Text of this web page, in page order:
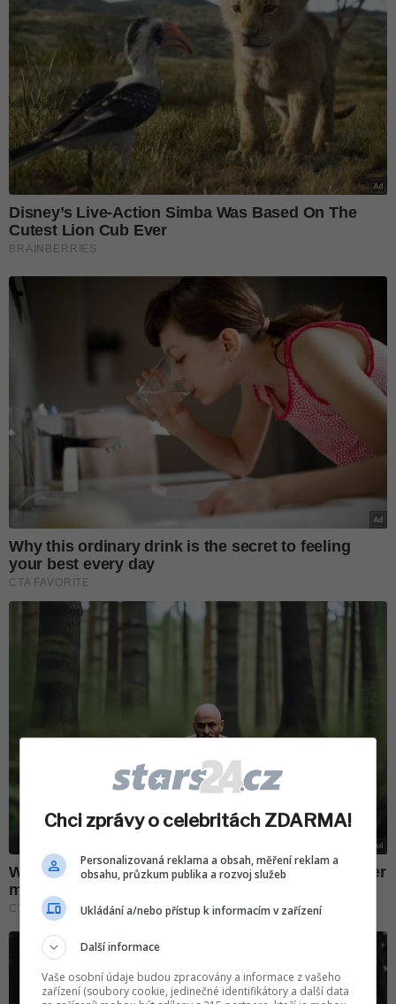
Chci zprávy o celebritách ZDARMA!
Personalizovaná reklama a obsah, měření reklam a
obsahu, průzkum publika a rozvoj služeb
Ukládání a/nebo přístup k informacím v zařízení
Další informace
Vaše osobní údaje budou zpracovány a informace z vašeho
zařízení (soubory cookie, jedinečné identifikátory a další data